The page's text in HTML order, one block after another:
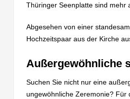
Thüringer Seenplatte sind mehr
Abgesehen von einer
Hochzeitspaar aus der Kirche
Außergewöhnliche
Suchen Sie nicht nur eine
ungewöhnliche Zeremonie? Für